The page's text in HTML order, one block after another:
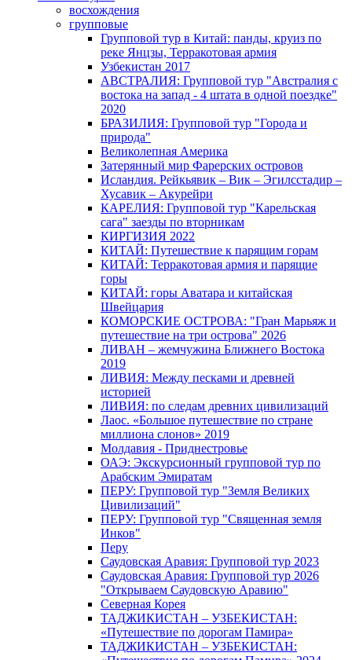
восхождения
групповые
Групповой тур в Китай: панды, круиз по
реке Янцзы, Терракотовая армия
Узбекистан 2017
АВСТРАЛИЯ: Групповой тур "Австралия с
востока на запад - 4 штата в одной поездке"
2020
БРАЗИЛИЯ: Групповой тур "Города и
природа"
Великолепная Америка
Затерянный мир Фарерских островов
Исландия. Рейкьявик – Вик – Эгилсстадир –
Хусавик – Акурейри
КАРЕЛИЯ: Групповой тур "Карельская
сага" заезды по вторникам
КИРГИЗИЯ 2022
КИТАЙ: Путешествие к парящим горам
КИТАЙ: Терракотовая армия и парящие
горы
КИТАЙ: горы Аватара и китайская
Швейцария
КОМОРСКИЕ ОСТРОВА: "Гран Марьяж и
путешествие на три острова" 2026
ЛИВАН – жемчужина Ближнего Востока
2019
ЛИВИЯ: Между песками и древней
историей
ЛИВИЯ: по следам древних цивилизаций
Лаос. «Большое путешествие по стране
миллиона слонов» 2019
Молдавия - Приднестровье
ОАЭ: Экскурсионный групповой тур по
Арабским Эмиратам
ПЕРУ: Групповой тур "Земля Великих
Цивилизаций"
ПЕРУ: Групповой тур "Священная земля
Инков"
Перу
Саудовская Аравия: Групповой тур 2023
Саудовская Аравия: Групповой тур 2026
"Открываем Саудовскую Аравию"
Северная Корея
ТАДЖИКИСТАН – УЗБЕКИСТАН:
«Путешествие по дорогам Памира»
ТАДЖИКИСТАН – УЗБЕКИСТАН: